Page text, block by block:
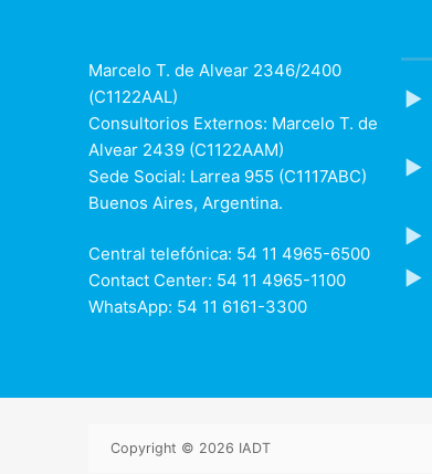
Marcelo T. de Alvear 2346/2400
(C1122AAL)
Consultorios Externos: Marcelo T. de
Alvear 2439 (C1122AAM)
Sede Social: Larrea 955 (C1117ABC)
Buenos Aires, Argentina.
Central telefónica: 54 11 4965-6500
Contact Center: 54 11 4965-1100
WhatsApp: 54 11 6161-3300
Copyright © 2026 IADT